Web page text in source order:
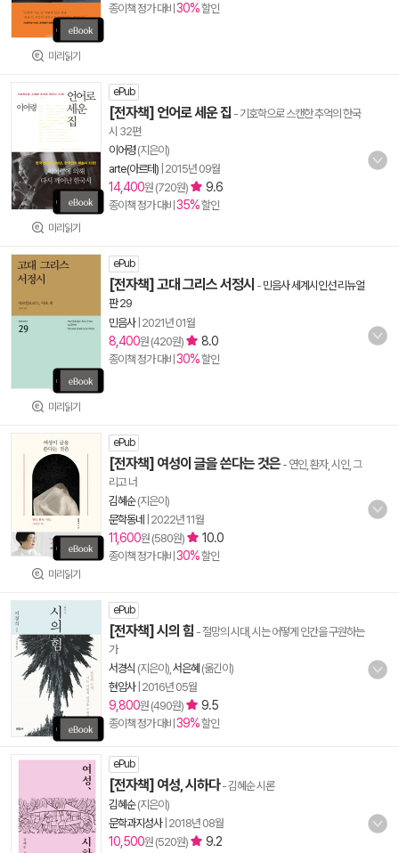
미리읽기
종이책 정가 대비 30%할인
미리읽기
ePub
[전자책] 언어로 세운 집 - 기호학으로 스캔한 추억의 한국
시 32편
이어령(지은이)
arte(아르테) 2015년 09월
14,400원 (720원) 9.6
종이책 정가 대비 35%할인
미리읽기
ePub
[전자책] 고대 그리스 서정시 - 민음사 세계시인선 리뉴얼
판 29
민음사| 2021년 01월
8,400원 (420원) 8.0
종이책 정가 대비 30%할인
미리읽기
ePub
[전자책] 여성이 글을 쓴다는 것은 - 연인, 환자, 시인, 그
리고 너
김혜순(지은이)
문학동네
2022년 11월
11,600원 (580원) 10.0
종이책 정가 대비 30%할인
ePub
[전자책] 시의 힘 - 절망의 시대, 시는 어떻게 인간을 구원하는
가
서경식 (지은이), 서은혜 (옮긴이)
현암사| 2016년 05월
9,800원 (490원) 9.5
종이책 정가 대비 39%할인
ePub
[전자책] 여성, 시하다- 김혜순 시론
김혜순(지은이)
문학과지성사| 2018년 08월
10,500원 (520원)
9.2